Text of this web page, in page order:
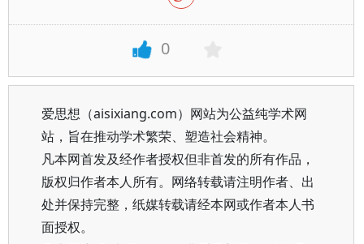
0
爱思想（aisixiang.com）网站为公益纯学术网
站，旨在推动学术繁荣、塑造社会精神。
凡本网首发及经作者授权但非首发的所有作品，
版权归作者本人所有。网络转载请注明作者、出
处并保持完整，纸媒转载请经本网或作者本人书
面授权。